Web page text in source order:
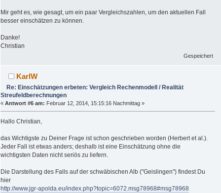
Mir geht es, wie gesagt, um ein paar Vergleichszahlen, um den aktuellen Fall
besser einschätzen zu können.
Danke!
Christian
Gespeichert
KarlW
Re: Einschätzungen erbeten: Vergleich Rechenmodell / Realität
Streufeldberechnungen
« Antwort #6 am: Februar 12, 2014, 15:15:16 Nachmittag »
Hallo Christian,
das Wichtigste zu Deiner Frage ist schon geschrieben worden (Herbert et al.).
Jeder Fall ist etwas anders; deshalb ist eine Einschätzung ohne die
wichtigsten Daten nicht seriös zu liefern.
Die Darstellung des Falls auf der schwäbischen Alb ("Geislingen") findest Du
hier
http://www.jgr-apolda.eu/index.php?topic=6072.msg78968#msg78968